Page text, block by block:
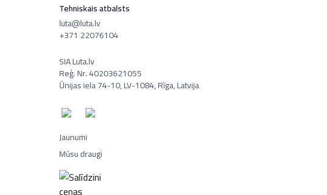
Tehniskais atbalsts
luta@luta.lv
+371 22076104
SIA Luta.lv
Reģ. Nr. 40203621055
Ūnijas iela 74-10, LV-1084, Rīga, Latvija
Jaunumi
Mūsu draugi